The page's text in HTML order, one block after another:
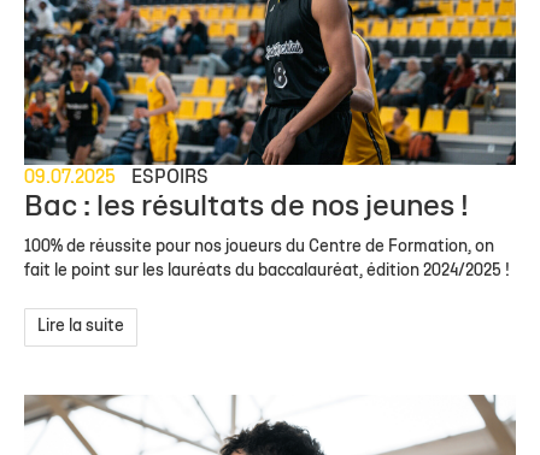
09.07.2025 ESPOIRS
Bac : les résultats de nos jeunes !
100% de réussite pour nos joueurs du Centre de Formation, on
fait le point sur les lauréats du baccalauréat, édition 2024/2025 !
Lire la suite